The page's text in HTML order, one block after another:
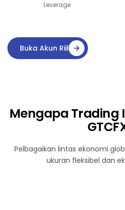
Leverage
Buka Akun Riil
Mengapa Trading
Pelbagaikan lintas ekonomi
ukuran fleksibel dan